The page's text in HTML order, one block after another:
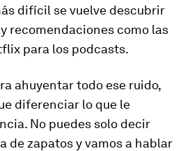
difícil se vuelve descubrir
recomendaciones como las
para los podcasts.
ahuyentar todo ese ruido,
diferenciar lo que le
No puedes solo decir
de zapatos y vamos a hablar